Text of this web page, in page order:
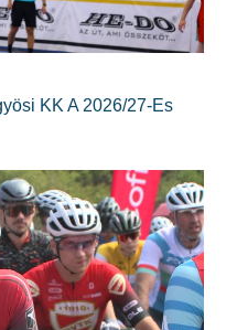
KK A 2026/27-Es